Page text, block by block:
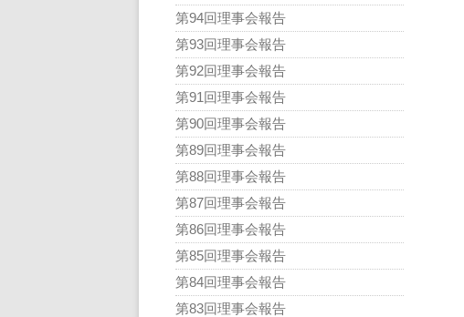
第94回理事会報告
第93回理事会報告
第92回理事会報告
第91回理事会報告
第90回理事会報告
第89回理事会報告
第88回理事会報告
第87回理事会報告
第86回理事会報告
第85回理事会報告
第84回理事会報告
第83回理事会報告